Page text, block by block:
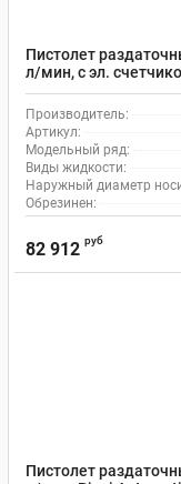
Пистолет
л/мин, с эл.
Misf/Mag/Meter
Производитель:
Артикул:
Модельный ряд:
Виды жидкости:
Наружный диаметр
Обрезинен:
82 912 руб
Пистолет